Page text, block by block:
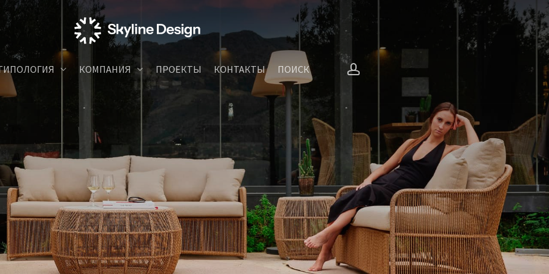
КОМПАНИЯ ПРОЕКТЫ КОНТАКТЫ ПОИСК account